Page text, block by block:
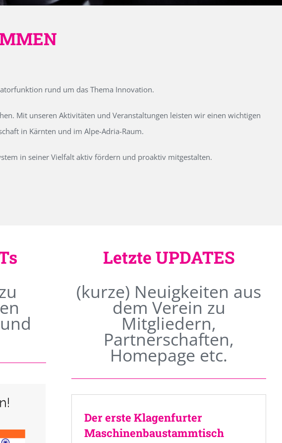
rund um das Thema Innovation.
Mit unseren Aktivitäten und Veranstaltungen leisten wir einen wichtigen
in Kärnten und im Alpe-Adria-Raum.
in seiner Vielfalt aktiv fördern und proaktiv mitgestalten.
Letzte UPDATES
(kurze) Neuigkeiten aus
dem Verein zu
Mitgliedern,
Partnerschaften,
Homepage etc.
Der erste Klagenfurter
Maschinenbaustammtisch